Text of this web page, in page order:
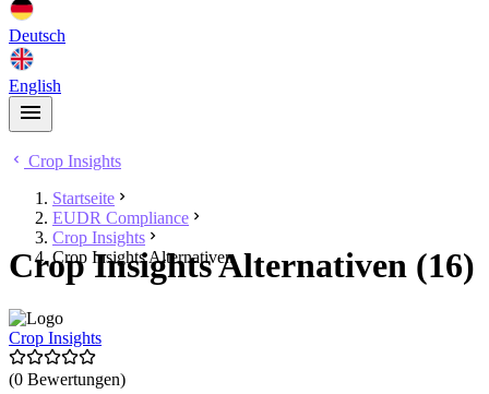
Deutsch
English
Crop Insights
Startseite
EUDR Compliance
Crop Insights
Crop Insights Alternativen
Crop Insights Alternativen (16)
Crop Insights
(0 Bewertungen)